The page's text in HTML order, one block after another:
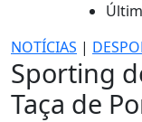
NOTÍCIAS |
Sporting
Taça de